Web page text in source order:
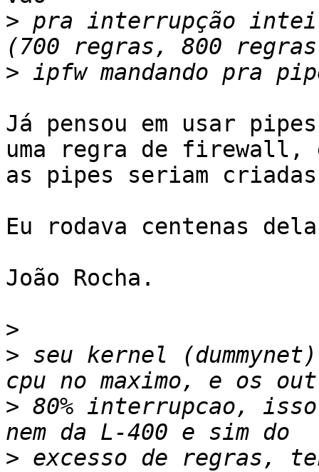
> pra interrupção
>
Já pensou em usar
uma regra de firewall,
as pipes seriam
Eu rodava centenas
João Rocha.
>
> seu kernel
> 80% interrupcao,
> excesso de regras,